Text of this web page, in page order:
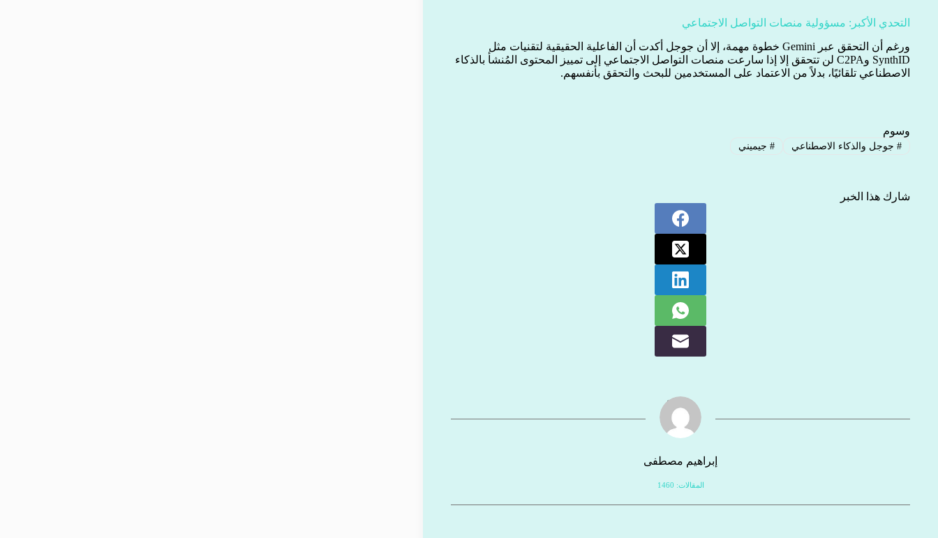
التحدي الأكبر: مسؤولية منصات التواصل الاجتماعي
ورغم أن التحقق عبر Gemini خطوة مهمة، إلا أن جوجل أكدت أن الفاعلية الحقيقية لتقنيات مثل
SynthID وC2PA لن تتحقق إلا إذا سارعت منصات التواصل الاجتماعي إلى تمييز المحتوى المُنشأ بالذكاء
الاصطناعي تلقائيًا، بدلاً من الاعتماد على المستخدمين للبحث والتحقق بأنفسهم.
وسوم
#جوجل والذكاء الاصطناعي #جيميني
شارك هذا الخبر
إبراهيم مصطفى
المقالات: 1460